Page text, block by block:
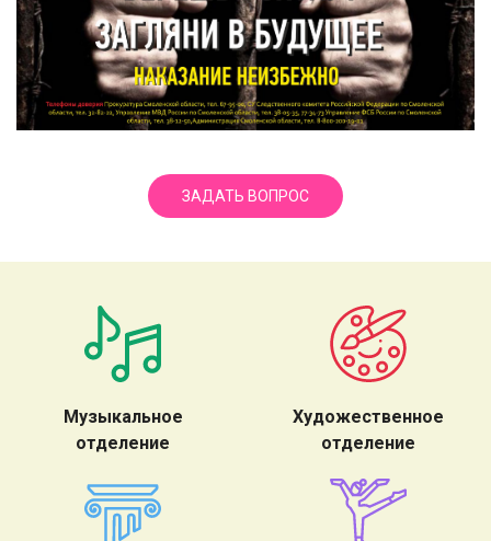
ЗАДАТЬ ВОПРОС
Музыкальное
отделение
Художественное
отделение